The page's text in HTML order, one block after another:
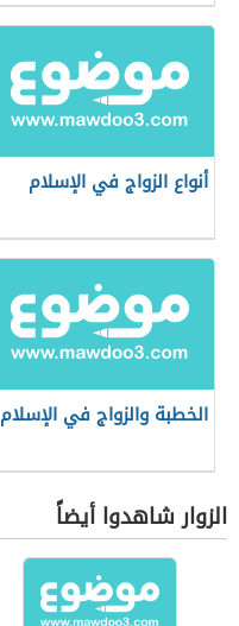
أنواع الزواج في الإسلام
الخطبة والزواج في الإسلام
الزوار شاهدوا أيضاً